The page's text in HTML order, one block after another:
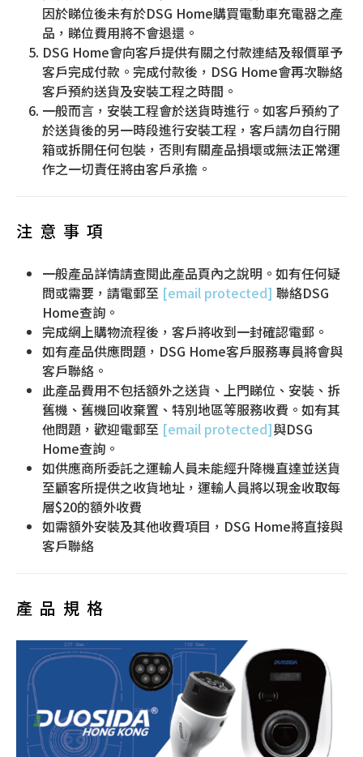
因於睇位後未有於DSG Home購買電動車充電器之產
品，睇位費用將不會退還。
DSG Home會向客戶提供有關之付款連結及報價單予
客戶完成付款。完成付款後，DSG Home會再次聯絡
客戶預約送貨及安裝工程之時間。
一般而言，安裝工程會於送貨時進行。如客戶預約了
於送貨後的另一時段進行安裝工程，客戶請勿自行開
箱或拆開任何包裝，否則有關產品損壞或無法正常運
作之一切責任將由客戶承擔。
注意事項
一般產品詳情請查閱此產品頁內之說明。如有任何疑
問或需要，請電郵至 [email protected] 聯絡DSG
Home查詢。
完成網上購物流程後，客戶將收到一封確認電郵。
如有產品供應問題，DSG Home客戶服務專員將會與
客戶聯絡。
此產品費用不包括額外之送貨、上門睇位、安裝、拆
舊機、舊機回收棄置、特別地區等服務收費。如有其
他問題，歡迎電郵至 [email protected]與DSG
Home查詢。
如供應商所委託之運輸人員未能經升降機直達並送貨
至顧客所提供之收貨地址，運輸人員將以現金收取每
層$20的額外收費
如需額外安裝及其他收費項目，DSG Home將直接與
客戶聯絡
產品規格